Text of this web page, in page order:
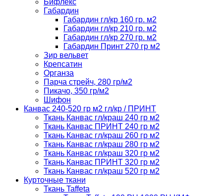
Бифлекс
Габардин
Габардин гл/кр 160 гр. м2
Габардин гл/кр 210 гр. м2
Габардин гл/кр 270 гр. м2
Габардин Принт 270 гр м2
Зир вельвет
Крепсатин
Органза
Парча стрейч, 280 гр/м2
Пикачо, 350 гр/м2
Шифон
Канвас 240-520 гр м2 гл/кр / ПРИНТ
Ткань Канвас гл/краш 240 гр м2
Ткань Канвас ПРИНТ 240 гр м2
Ткань Канвас гл/краш 260 гр м2
Ткань Канвас гл/краш 280 гр м2
Ткань Канвас гл/краш 320 гр м2
Ткань Канвас ПРИНТ 320 гр м2
Ткань Канвас гл/краш 520 гр м2
Курточные ткани
Ткань Taffeta